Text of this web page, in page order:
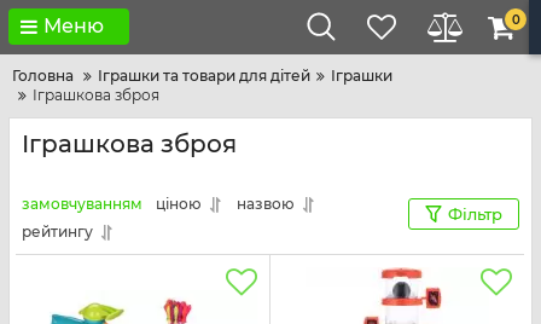
Меню 0
Головна Іграшки та товари для дітей
Іграшки
Іграшкова зброя
Іграшкова зброя
замовчуванням ціною
назвою
рейтингу
Фільтр